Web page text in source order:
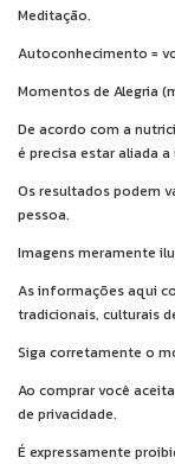
Meditação.
Autoconhecimento =
Momentos de Alegria
De acordo com a
é precisa estar aliada
Os resultados podem
pessoa.
Imagens meramente
As informações aqui
tradicionais, culturais
Siga corretamente o
Ao comprar você
de privacidade.
É expressamente